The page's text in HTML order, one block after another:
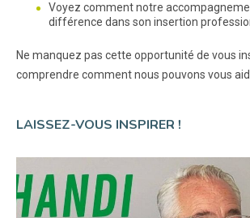
Voyez comment notre
différence dans son insertion
Ne manquez pas cette opportunité de vous
comprendre comment nous pouvons vous
LAISSEZ-VOUS INSPIRER !